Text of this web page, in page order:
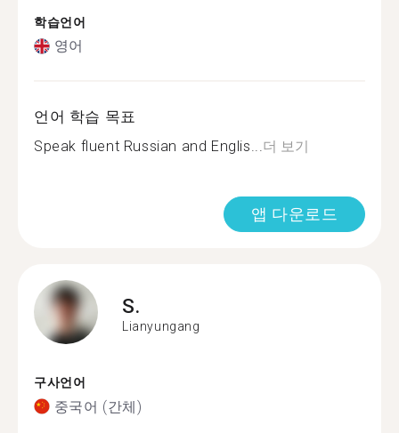
학습언어
영어
언어 학습 목표
Speak fluent Russian and Englis...더 보기
앱 다운로드
S.
Lianyungang
구사언어
중국어 (간체)